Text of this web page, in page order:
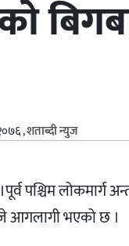
,शताब्दी न्युज
पश्चिम
आगलागी भएको छ ।